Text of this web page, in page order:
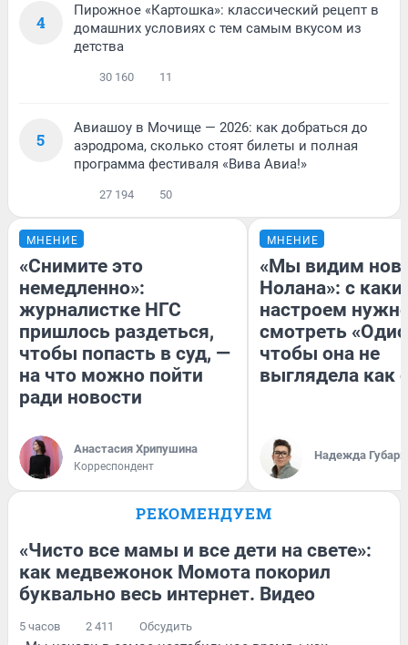
4
Пирожное «Картошка»: классический рецепт в
домашних условиях с тем самым вкусом из
детства
30 160 11
5
Авиашоу в Мочище — 2026: как добраться до
аэродрома, сколько стоят билеты и полная
программа фестиваля «Вива Авиа!»
27 194 50
МНЕНИЕ
«Снимите это
немедленно»:
журналистке НГС
пришлось раздеться,
чтобы попасть в суд, —
на что можно пойти
ради новости
Анастасия Хрипушина
Корреспондент
МНЕНИЕ
«Мы видим
Нолана»: с
настроем
смотреть
чтобы она не
выглядела как
Надежда Губарь
РЕКОМЕНДУЕМ
«Чисто все мамы и все дети на свете»:
как медвежонок Момота покорил
буквально весь интернет. Видео
5 часов 2 411 Обсудить